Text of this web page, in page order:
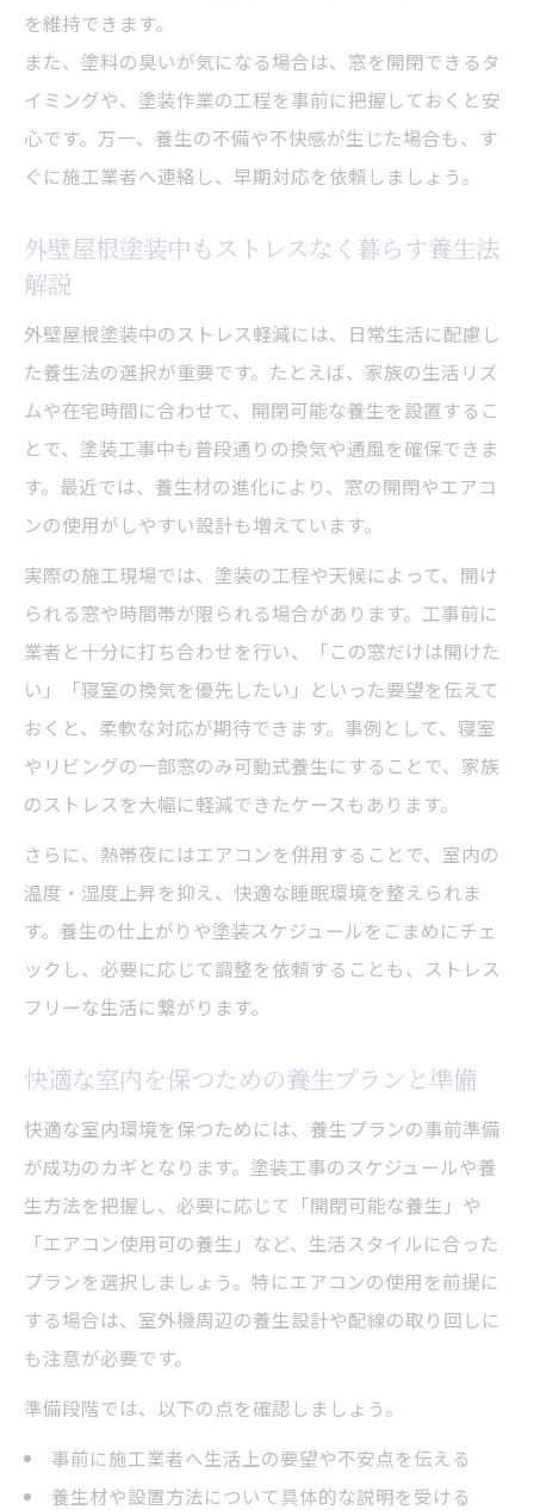
を維持できます。
また、塗料の臭いが気になる場合は、窓を開閉できるタ
イミングや、塗装作業の工程を事前に把握しておくと安
心です。万一、養生の不備や不快感が生じた場合も、す
ぐに施工業者へ連絡し、早期対応を依頼しましょう。
外壁屋根塗装中もストレスなく暮らす養生法
解説
外壁屋根塗装中のストレス軽減には、日常生活に配慮し
た養生法の選択が重要です。たとえば、家族の生活リズ
ムや在宅時間に合わせて、開閉可能な養生を設置するこ
とで、塗装工事中も普段通りの換気や通風を確保できま
す。最近では、養生材の進化により、窓の開閉やエアコ
ンの使用がしやすい設計も増えています。
実際の施工現場では、塗装の工程や天候によって、開け
られる窓や時間帯が限られる場合があります。工事前に
業者と十分に打ち合わせを行い、「この窓だけは開けた
い」「寝室の換気を優先したい」といった要望を伝えて
おくと、柔軟な対応が期待できます。事例として、寝室
やリビングの一部窓のみ可動式養生にすることで、家族
のストレスを大幅に軽減できたケースもあります。
さらに、熱帯夜にはエアコンを併用することで、室内の
温度・湿度上昇を抑え、快適な睡眠環境を整えられま
す。養生の仕上がりや塗装スケジュールをこまめにチェ
ックし、必要に応じて調整を依頼することも、ストレス
フリーな生活に繋がります。
快適な室内を保つための養生プランと準備
快適な室内環境を保つためには、養生プランの事前準備
が成功のカギとなります。塗装工事のスケジュールや養
生方法を把握し、必要に応じて「開閉可能な養生」や
「エアコン使用可の養生」など、生活スタイルに合った
プランを選択しましょう。特にエアコンの使用を前提に
する場合は、室外機周辺の養生設計や配線の取り回しに
も注意が必要です。
準備段階では、以下の点を確認しましょう。
事前に施工業者へ生活上の要望や不安点を伝える
養生材や設置方法について具体的な説明を受ける